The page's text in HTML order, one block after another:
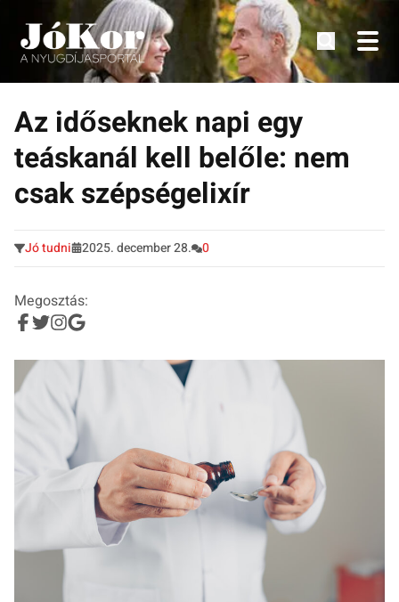
Tovább
tartalomra
Tudnivalók, érdekességek idősek számára.
Az időseknek napi egy
teáskanál kell belőle: nem
csak szépségelixír
Jó tudni 2025. december 28. 0
Megosztás: